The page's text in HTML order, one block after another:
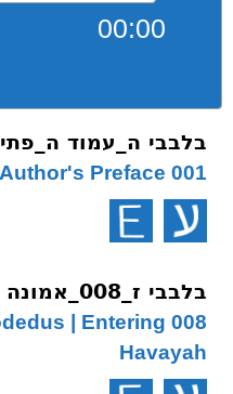
00:00
בלבבי ה_עמוד
001 Author's Preface
בלבבי ז_008_אמונה סוד עבודת עץ החיים
| Entering
Havayah